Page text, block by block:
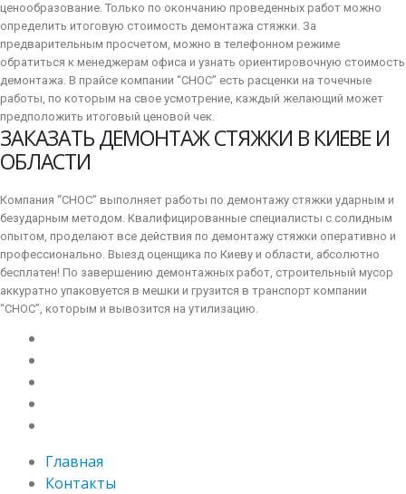
ценообразование. Только по окончанию проведенных работ можно
определить итоговую стоимость демонтажа стяжки. За
предварительным просчетом, можно в телефонном режиме
обратиться к менеджерам офиса и узнать ориентировочную стоимость
демонтажа. В прайсе компании “СНОС” есть расценки на точечные
работы, по которым на свое усмотрение, каждый желающий может
предположить итоговый ценовой чек.
ЗАКАЗАТЬ ДЕМОНТАЖ СТЯЖКИ В КИЕВЕ И
ОБЛАСТИ
Компания “СНОС” выполняет работы по демонтажу стяжки ударным и
безударным методом. Квалифицированные специалисты с солидным
опытом, проделают все действия по демонтажу стяжки оперативно и
профессионально. Выезд оценщика по Киеву и области, абсолютно
бесплатен! По завершению демонтажных работ, строительный мусор
аккуратно упаковуется в мешки и грузится в транспорт компании
“СНОС”, которым и вывозится на утилизацию.
Главная
Контакты